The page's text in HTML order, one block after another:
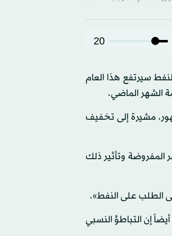
20
سيرتفع هذا العام
لها بالرفع لها منذ شهور، مشيرة إلى تخفيف
الصين من قيود السفر المفروضة وتأثير ذلك
الطلب على النفط».
إذ رفعت توقعاتها لنمو الطلب في عام 2023، لكنها قالت أيضاً إن التباطؤ النسبي